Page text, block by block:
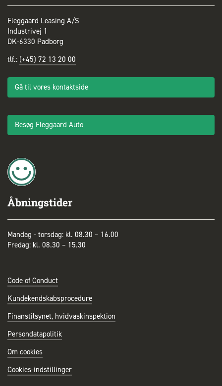
Fleggaard Leasing A/S
Industrivej 1
DK-6330 Padborg
tlf.: (+45) 72 13 20 00
Gå til vores kontaktside
Besøg Fleggaard Auto
Åbningstider
Mandag - torsdag: kl. 08.30 – 16.00
Fredag: kl. 08.30 – 15.30
Code of Conduct
Kundekendskabsprocedure
Finanstilsynet, hvidvaskinspektion
Persondatapolitik
Om cookies
Cookies-indstillinger